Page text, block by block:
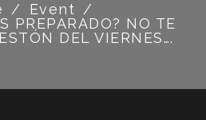
/ Event /
PREPARADO? NO TE
DEL VIERNES….